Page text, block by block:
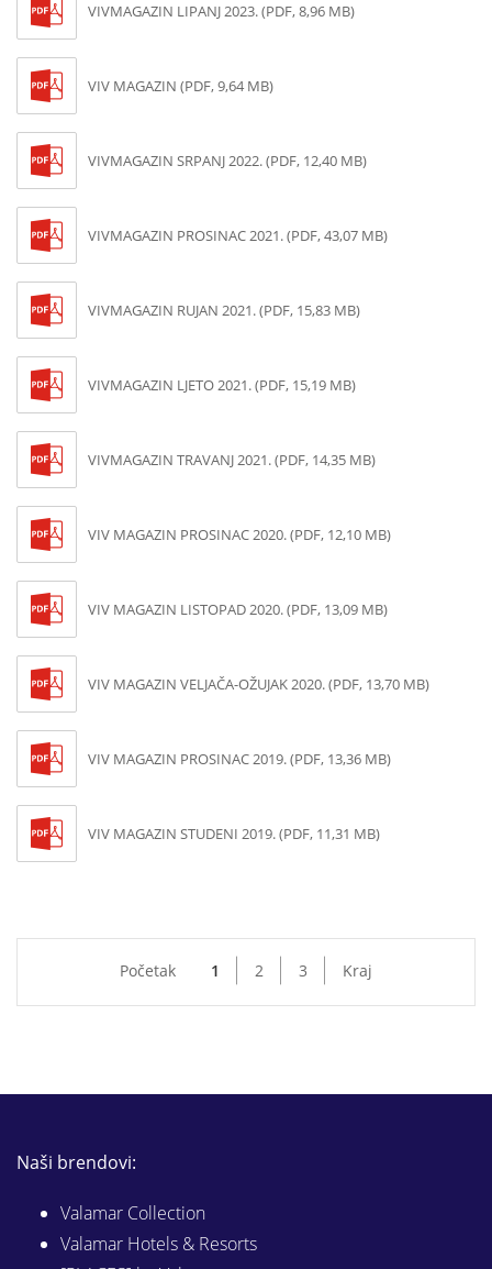
VIVMAGAZIN LIPANJ 2023. (PDF, 8,96 MB)
VIV MAGAZIN (PDF, 9,64 MB)
VIVMAGAZIN SRPANJ 2022. (PDF, 12,40 MB)
VIVMAGAZIN PROSINAC 2021. (PDF, 43,07 MB)
VIVMAGAZIN RUJAN 2021. (PDF, 15,83 MB)
VIVMAGAZIN LJETO 2021. (PDF, 15,19 MB)
VIVMAGAZIN TRAVANJ 2021. (PDF, 14,35 MB)
VIV MAGAZIN PROSINAC 2020. (PDF, 12,10 MB)
VIV MAGAZIN LISTOPAD 2020. (PDF, 13,09 MB)
VIV MAGAZIN VELJAČA-OŽUJAK 2020. (PDF, 13,70 MB)
VIV MAGAZIN PROSINAC 2019. (PDF, 13,36 MB)
VIV MAGAZIN STUDENI 2019. (PDF, 11,31 MB)
Početak 1 2 3 Kraj
Naši brendovi:
Valamar Collection
Valamar Hotels & Resorts